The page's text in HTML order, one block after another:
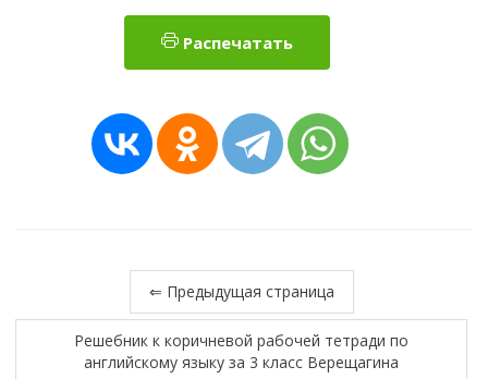
Распечатать
⇐ Предыдущая страница
Решебник к коричневой рабочей тетради по
английскому языку за 3 класс Верещагина